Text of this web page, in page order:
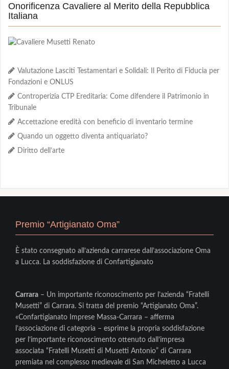
Onorificenza Cavaliere al Merito della Repubblica
Italiana
Valutazione Lasciti Testamentari e Solidali: Il Perito di Fiducia per
Fondazioni e ONLUS
Controperizia CTP Ereditaria: Come difendere il Patrimonio in
Tribunale
Accettazione eredità con beneficio di inventario termine
Quando un oggetto diventa antiquariato?
Diritto dell’arte
Premio “Artigianato Oma”
È stato consegnato all’azienda carrarese dall’associazione Oma
a Lucca. La soddisfazione di Confartigianato
Carrara – Un importante riconoscimento per l’azienda “Fratelli
Musetti” di Carrara. Si tratta del premio “Artigianato Oma”.
«Confartigianato Imprese Massa-Carrara – afferma
l’associazione di categoria – esprime la propria soddisfazione
per l’importante riconoscimento ottenuto dall’impresa
associata “Fratelli Musetti di Musetti Antonio” di Carrara
premiata nel complesso medievale di San Micheletto a Lucca